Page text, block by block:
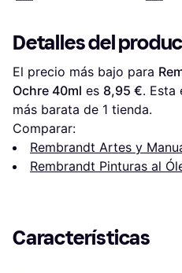
Detalles del
El precio más bajo para
Ochre 40ml es 8,95 €. Esta
más barata de 1 tienda.
Comparar:
Rembrandt Artes y
Rembrandt Pinturas al
Características